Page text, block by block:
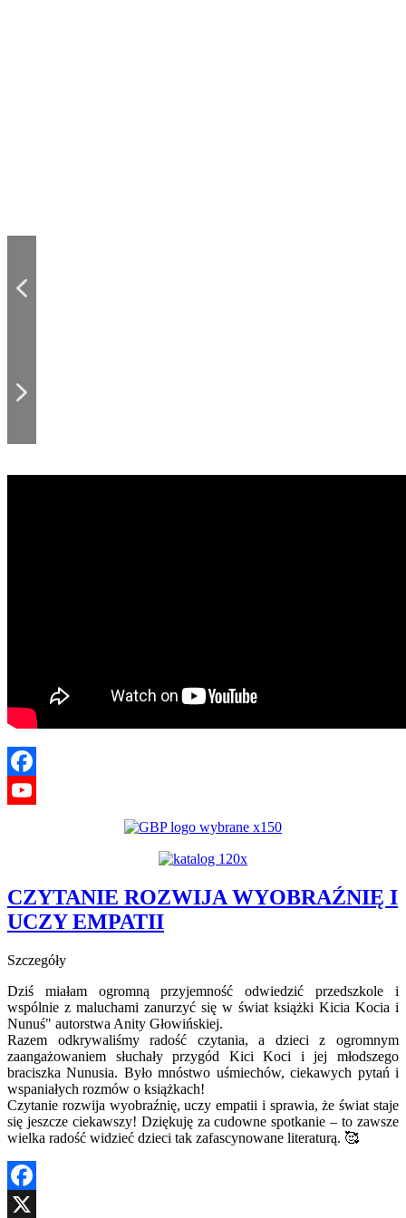
Facebook
CZYTANIE ROZWIJA WYOBRAŹNIĘ I
UCZY EMPATII
Szczegóły
Dziś miałam ogromną przyjemność odwiedzić przedszkole i
wspólnie z maluchami zanurzyć się w świat książki Kicia Kocia i
Nunuś" autorstwa Anity Głowińskiej.
Razem odkrywaliśmy radość czytania, a dzieci z ogromnym
zaangażowaniem słuchały przygód Kici Koci i jej młodszego
braciszka Nunusia. Było mnóstwo uśmiechów, ciekawych pytań i
wspaniałych rozmów o książkach!
Czytanie rozwija wyobraźnię, uczy empatii i sprawia, że świat staje
się jeszcze ciekawszy! Dziękuję za cudowne spotkanie – to zawsze
wielka radość widzieć dzieci tak zafascynowane literaturą. 🥰
Facebook